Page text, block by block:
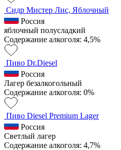
Сидр Мистер Лис, Яблочный
Россия
яблочный полусладкий
Содержание алкоголя: 4,5%
Пиво Dr.Diesel
Россия
Лагер безалкогольный
Содержание алкоголя: 0%
Пиво Diesel Premium Lager
Россия
Светлый лагер
Содержание алкоголя: 4,7%